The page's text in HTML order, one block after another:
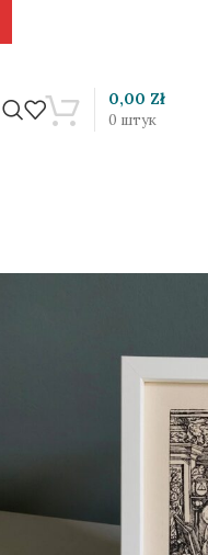
0 штук
0,00 Zł